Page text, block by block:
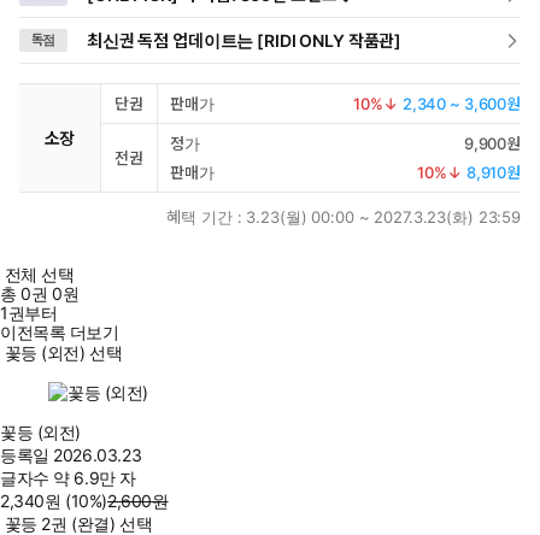
독점 최신권 독점 업데이트는 [RIDI ONLY 작품관]
소장
단권 판매가 10%↓ 2,340 ~ 3,600원
전권
정가
9,900원
판매가
10%↓ 8,910원
혜택 기간 : 3.23(월) 00:00 ~ 2027.3.23(화) 23:59
전체 선택
총0권 0원
1권부터
이전목록 더보기
꽃등 (외전) 선택
꽃등 (외전)
등록일 2026.03.23
글자수 약 6.9만 자
2,340원 (10%)2,600원
꽃등 2권 (완결) 선택